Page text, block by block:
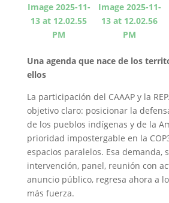
Image 2025-11-
13 at 12.02.55
PM
Image 2025-11-
13 at 12.02.56
PM
Una agenda que nace de los
ellos
La participación del CAAAP y la
objetivo claro: posicionar la
de los pueblos indígenas y de la
prioridad impostergable en la
espacios paralelos. Esa demanda,
intervención, panel, reunión con
anuncio público, regresa ahora a
más fuerza.